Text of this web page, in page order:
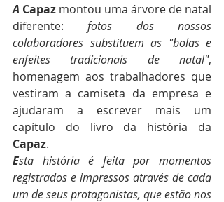
A Capaz montou uma árvore de natal
diferente: fotos dos nossos
colaboradores substituem as "bolas e
enfeites tradicionais de natal",
homenagem aos trabalhadores que
vestiram a camiseta da empresa e
ajudaram a escrever mais um
capítulo do livro da história da
Capaz.
Esta história é feita por momentos
registrados e impressos através de cada
um de seus protagonistas, que estão nos